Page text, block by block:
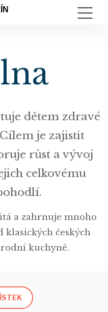
dětem zdravé
je zajistit
růst a vývoj
celkovému
a zahrnuje mnoho
českých
kuchyně.